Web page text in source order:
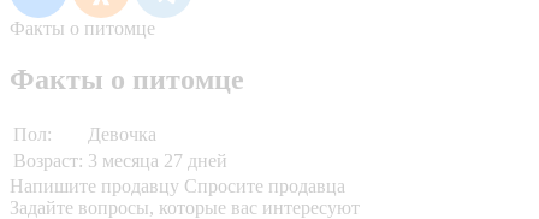
Факты о питомце
Факты о питомце
Пол:
Девочка
Возраст: 3 месяца 27 дней
Напишите продавцу Спросите продавца
Задайте вопросы, которые вас интересуют